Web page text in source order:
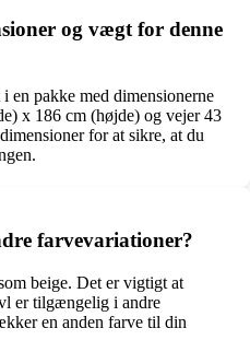
og vægt for denne
en pakke med dimensionerne
x 186 cm (højde) og vejer 43
for at sikre, at du
farvevariationer?
beige. Det er vigtigt at
er tilgængelig i andre
en anden farve til din